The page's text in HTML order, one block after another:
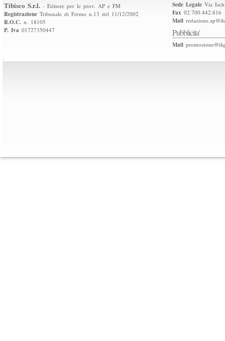
Tibisco S.r.l. - Editore per le prov. AP e FM
Registrazione Tribunale di Fermo n.13 del 11/12/2002
R.O.C. n. 18105
P. Iva 01727350447
Sede Legale Via
Fax 02.700.442.816
Mail
Pubblicita'
Mail
.